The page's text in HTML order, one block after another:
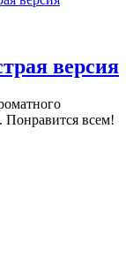
версия
Понравится всем!